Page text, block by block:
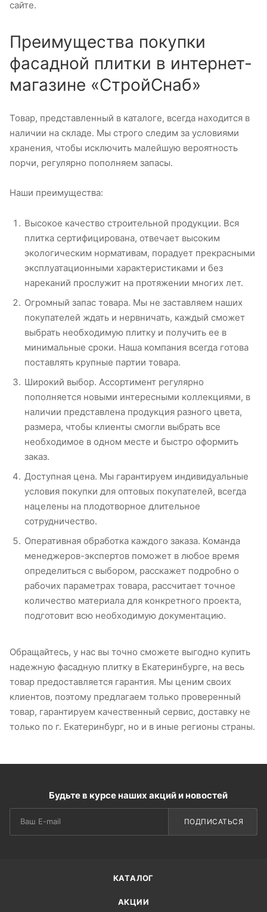
сайте.
Преимущества покупки
фасадной плитки в интернет-
магазине «СтройСнаб»
Товар, представленный в каталоге, всегда находится в
наличии на складе. Мы строго следим за условиями
хранения, чтобы исключить малейшую вероятность
порчи, регулярно пополняем запасы.
Наши преимущества:
Высокое качество строительной продукции. Вся
плитка сертифицирована, отвечает высоким
экологическим нормативам, порадует прекрасными
эксплуатационными характеристиками и без
нареканий прослужит на протяжении многих лет.
Огромный запас товара. Мы не заставляем наших
покупателей ждать и нервничать, каждый сможет
выбрать необходимую плитку и получить ее в
минимальные сроки. Наша компания всегда готова
поставлять крупные партии товара.
Широкий выбор. Ассортимент регулярно
пополняется новыми интересными коллекциями, в
наличии представлена продукция разного цвета,
размера, чтобы клиенты смогли выбрать все
необходимое в одном месте и быстро оформить
заказ.
Доступная цена. Мы гарантируем индивидуальные
условия покупки для оптовых покупателей, всегда
нацелены на плодотворное длительное
сотрудничество.
Оперативная обработка каждого заказа. Команда
менеджеров-экспертов поможет в любое время
определиться с выбором, расскажет подробно о
рабочих параметрах товара, рассчитает точное
количество материала для конкретного проекта,
подготовит всю необходимую документацию.
Обращайтесь, у нас вы точно сможете выгодно купить
надежную фасадную плитку в Екатеринбурге, на весь
товар предоставляется гарантия. Мы ценим своих
клиентов, поэтому предлагаем только проверенный
товар, гарантируем качественный сервис, доставку не
только по г. Екатеринбург, но и в иные регионы страны.
Будьте в курсе наших акций и новостей
ПОДПИСАТЬСЯ
КАТАЛОГ
АКЦИИ